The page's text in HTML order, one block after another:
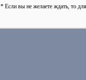
* Если вы не желаете ждать, то